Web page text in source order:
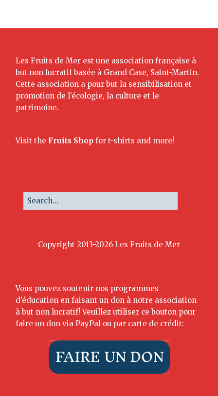
Les Fruits de Mer est une association française à
but non lucratif basée à Grand Case, Saint-Martin.
Cette association a pour but la sensibilisation et
promotion de l’écologie, la culture et le
patrimoine.
Visit the Fruits Shop for t-shirts and more!
Copyright 2013-2026 Les Fruits de Mer
Vous pouvez soutenir nos programmes
d’éducation en faisant un don à notre association
à but non lucratif! Veuillez utiliser ce bouton pour
faire un don via PayPal ou par carte de crédit: